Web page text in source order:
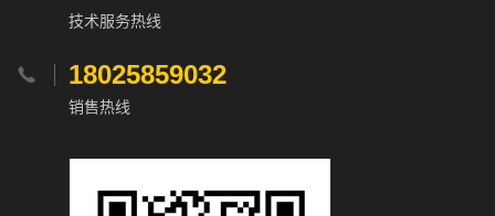
技术服务热线
 18025859032
销售热线